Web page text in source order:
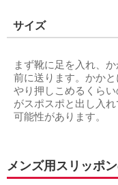
サイズ
まず靴に足を入れ、
前に送ります。かか
やり押しこめるくら
がスポスポと出し入
可能性があります。
メンズ用スリッポ